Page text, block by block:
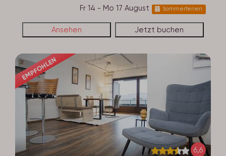
Fr 14 - Mo 17 August Sommerferien
Ansehen Jetzt buchen
EMPFOHLEN
6,6